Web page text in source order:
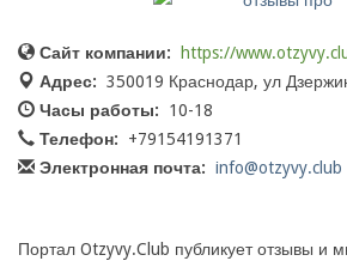
Сайт компании:
https://
Адрес: 350019 Краснодар, ул
Часы работы: 10-18
Телефон:
+79154191371
Электронная почта: info@otzyvy.club
Портал Otzyvy.Club публикует отзывы и